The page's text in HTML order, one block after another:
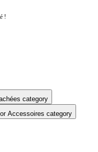
!
category
Accessoires category